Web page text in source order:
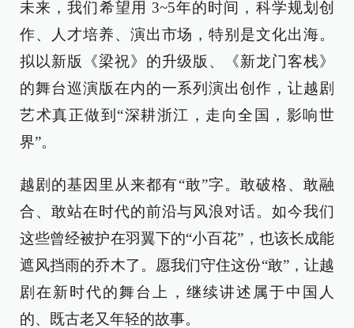
未来，我们希望用 3~5年的时间，科学规划创
作、人才培养、演出市场，特别是文化出海。
拟以新版《梁祝》的升级版、《新龙门客栈》
的舞台巡演版在内的一系列演出创作，让越剧
艺术真正做到“深耕浙江，走向全国，影响世
界”。
越剧的基因里从来都有“敢”字。敢破格、敢融
合、敢站在时代的前沿与风浪对话。如今我们
这些曾经被护在羽翼下的“小百花”，也该长成能
遮风挡雨的乔木了。愿我们守住这份“敢”，让越
剧在新时代的舞台上，继续讲述属于中国人
的、既古老又年轻的故事。